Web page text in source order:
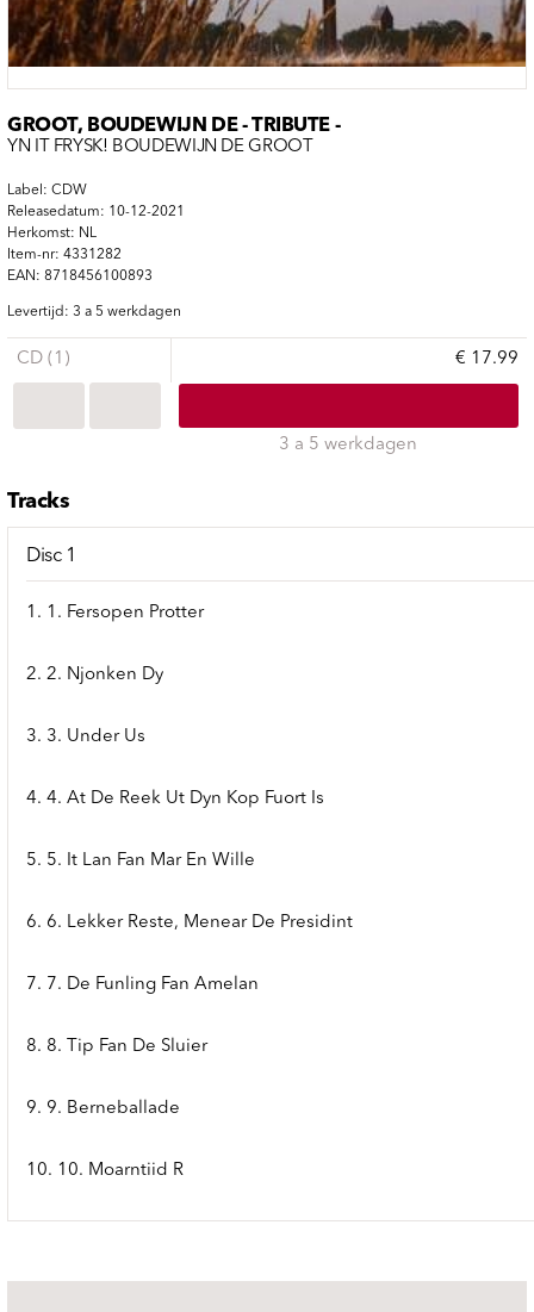
GROOT, BOUDEWIJN DE - TRIBUTE -
YN IT FRYSK! BOUDEWIJN DE GROOT
Label: CDW
Releasedatum: 10-12-2021
Herkomst: NL
Item-nr: 4331282
EAN: 8718456100893
Levertijd: 3 a 5 werkdagen
CD (1) € 17.99
3 a 5 werkdagen
Tracks
Disc 1
1. 1. Fersopen Protter
2. 2. Njonken Dy
3. 3. Under Us
4. 4. At De Reek Ut Dyn Kop Fuort Is
5. 5. It Lan Fan Mar En Wille
6. 6. Lekker Reste, Menear De Presidint
7. 7. De Funling Fan Amelan
8. 8. Tip Fan De Sluier
9. 9. Berneballade
10. 10. Moarntiid R